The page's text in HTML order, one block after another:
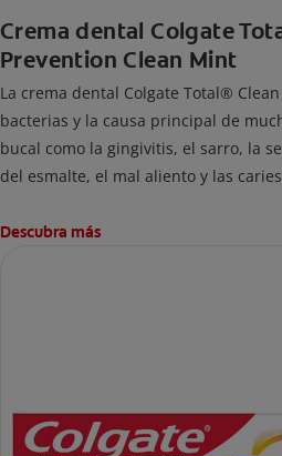
Crema dental Colgate
Prevention Clean Mint
La crema dental Colgate Total®
bacterias y la causa principal de
bucal como la gingivitis, el sarro, la
del esmalte, el mal aliento y las
Descubra más